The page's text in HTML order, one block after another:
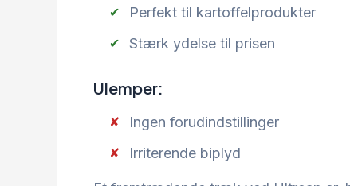
Perfekt til kartoffelprodukter
Stærk ydelse til prisen
Ulemper:
Ingen forudindstillinger
Irriterende biplyd